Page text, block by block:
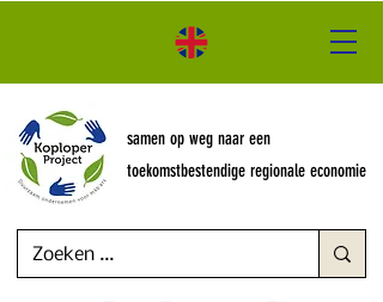
samen op weg naar een
toekomstbestendige regionale economie